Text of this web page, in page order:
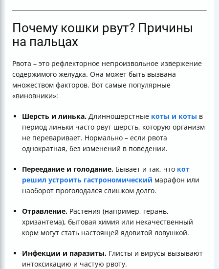
Почему кошки рвут? Причины
на пальцах
Рвота – это рефлекторное непроизвольное извержение
содержимого желудка. Она может быть вызвана
множеством факторов. Вот самые популярные
«виновники»:
Шерсть и линька. Длинношерстные коты и коты в
период линьки часто рвут шерсть, которую организм
не переваривает. Нормально – если рвота
однократная, без изменений в поведении.
Переедание и голодание. Бывает и так, что кот
решил устроить гастрономический марафон или
наоборот проголодался слишком долго.
Отравление. Растения (например, герань,
хризантема), бытовая химия или некачественный
корм могут стать настоящей ядовитой ловушкой.
Инфекции и паразиты. Глисты и вирусы вызывают
интоксикацию и частую рвоту.